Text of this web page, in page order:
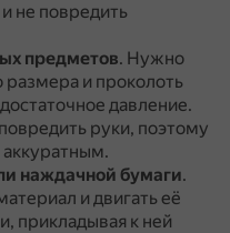
не повредить
предметов. Нужно
и проколоть
давление.
руки, поэтому
наждачной бумаги.
и двигать её
прикладывая к ней